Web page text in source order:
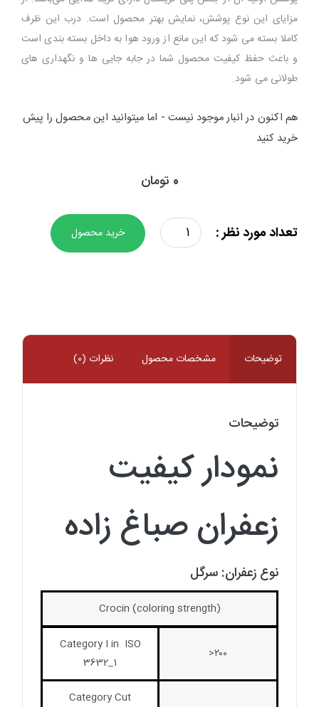
مزایای این نوع پوشش، نمایش بهتر محصول است. درب این ظرف
کاملا بسته می شود که این مانع از ورود هوا به داخل بسته بندی است
و باعث حفظ کیفیت محصول شما در جابه جایی ها و نگهداری های
طولانی می شود.
هم اکنون در انبار موجود نیست - اما میتوانید این محصول را پیش
خرید کنید
0 تومان
تعداد مورد نظر :
زعفران
یک
زاده
عدد
خرید محصول
توضیحات مشخصات محصول نظرات (0)
توضیحات
نمودار کیفیت
زعفران صباغ زاده
نوع زعفران: سرگل
Crocin (coloring strength)
۲۰۰<
Category I in ISO
3632_1
Category Cut